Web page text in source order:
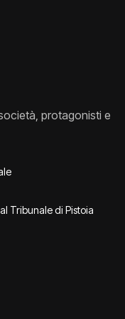
protagonisti e
Tribunale di Pistoia